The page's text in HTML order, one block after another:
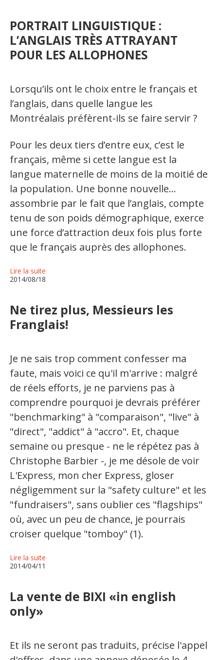
Hébergement et restauration
Plastiques et composites
Aéronautique
Métallurgie
Terminologie
Ressources terminologiques
Capsules linguistiques
Jeux et outils terminolinguistiques
Intégration linguistique
Cours de français
Espace militant
Nos campagnes
PORTRAIT LINGUISTIQUE :
L’ANGLAIS TRÈS ATTRAYANT
POUR LES ALLOPHONES
Lorsqu’ils ont le choix entre le français et
l’anglais, dans quelle langue les
Montréalais préfèrent-ils se faire servir ?
Pour les deux tiers d’entre eux, c’est le
français, même si cette langue est la
langue maternelle de moins de la moitié de
la population. Une bonne nouvelle…
assombrie par le fait que l’anglais, compte
tenu de son poids démographique, exerce
une force d’attraction deux fois plus forte
que le français auprès des allophones.
Lire la suite
2014/08/18
Ne tirez plus, Messieurs les
Franglais!
Je ne sais trop comment confesser ma
faute, mais voici ce qu'il m'arrive : malgré
de réels efforts, je ne parviens pas à
comprendre pourquoi je devrais préférer
"benchmarking" à "comparaison", "live" à
"direct", "addict" à "accro". Et, chaque
semaine ou presque - ne le répétez pas à
Christophe Barbier -, je me désole de voir
L'Express, mon cher Express, gloser
négligemment sur la "safety culture" et les
"fundraisers", sans oublier ces "flagships"
où, avec un peu de chance, je pourrais
croiser quelque "tomboy" (1).
Lire la suite
2014/04/11
La vente de BIXI «in english
only»
Et ils ne seront pas traduits, précise l'appel